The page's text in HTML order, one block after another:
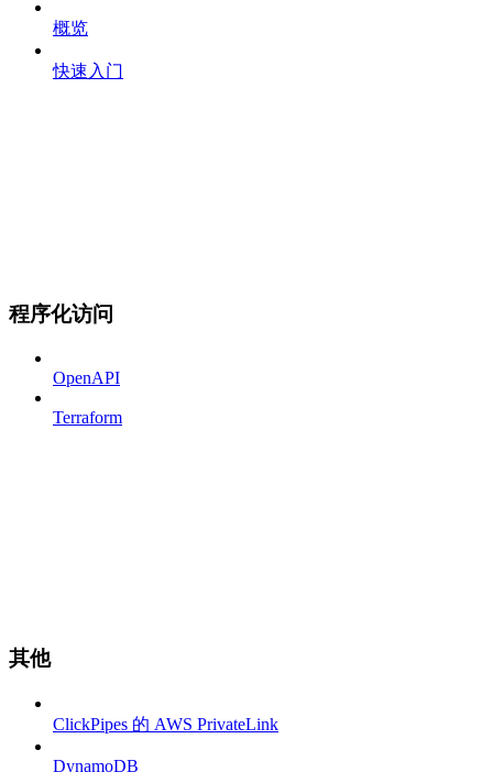
概览
快速入门
程序化访问
OpenAPI
Terraform
其他
ClickPipes 的 AWS PrivateLink
DynamoDB